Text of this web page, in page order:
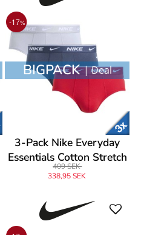
-17%
BIGPACK| Deal
3-Pack Nike Everyday
Essentials Cotton Stretch
Hip Brief
409 SEK
338,95 SEK